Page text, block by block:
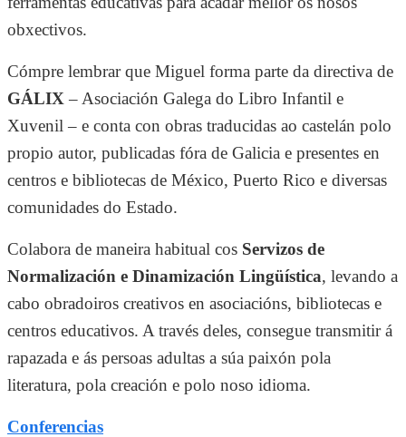
obxectivos.
Cómpre lembrar que Miguel forma parte da directiva de
GÁLIX – Asociación Galega do Libro Infantil e
Xuvenil – e conta con obras traducidas ao castelán polo
propio autor, publicadas fóra de Galicia e presentes en
centros e bibliotecas de México, Puerto Rico e diversas
comunidades do Estado.
Colabora de maneira habitual cos Servizos de
Normalización e Dinamización Lingüística, levando a
cabo obradoiros creativos en asociacións, bibliotecas e
centros educativos. A través deles, consegue transmitir á
rapazada e ás persoas adultas a súa paixón pola
literatura, pola creación e polo noso idioma.
Conferencias